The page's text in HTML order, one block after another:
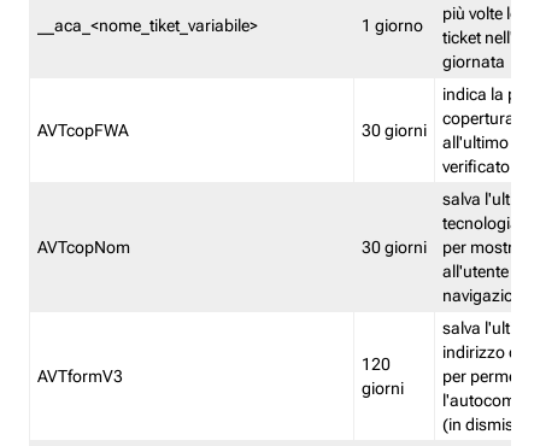
__aca_<nome_tiket_variabile> 1 giorno
più volte lo
ticket
giornata
AVTcopFWA 30 giorni
indica la
copertura
all'ultimo
verificato
AVTcopNom 30 giorni
salva l'ultima
tecnologia
per
all'utente
navigazione
AVTformV3
120
giorni
salva l'ultimo
indirizzo di
per
(in